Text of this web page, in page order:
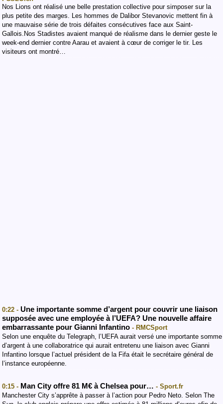
Nos Lions ont réalisé une belle prestation collective pour simposer sur la
plus petite des marges. Les hommes de Dalibor Stevanovic mettent fin à
une mauvaise série de trois défaites consécutives face aux Saint-
Gallois.Nos Stadistes avaient manqué de réalisme dans le dernier geste le
week-end dernier contre Aarau et avaient à cœur de corriger le tir. Les
visiteurs ont montré…
0:22 - Une importante somme d’argent pour couvrir une liaison
supposée avec une employée à l’UEFA? Une nouvelle affaire
embarrassante pour Gianni Infantino - RMCSport
Selon une enquête du Telegraph, l’UEFA aurait versé une importante somme
d’argent à une collaboratrice qui aurait entretenu une liaison avec Gianni
Infantino lorsque l’actuel président de la Fifa était le secrétaire général de
l’instance européenne.
0:15 - Man City offre 81 M€ à Chelsea pour… - Sport.fr
Manchester City s’apprête à passer à l’action pour Pedro Neto. Selon The